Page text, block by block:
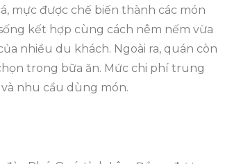
mực được chế biến thành các món
kết hợp cùng cách nêm nếm vừa
nhiều du khách. Ngoài ra, quán còn
trong bữa ăn. Mức chi phí trung
nhu cầu dùng món.